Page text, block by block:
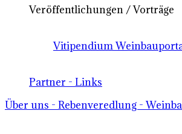
Veröffentlichungen / Vorträge
Vitipendium
Partner - Links
Über uns - Rebenveredlung -